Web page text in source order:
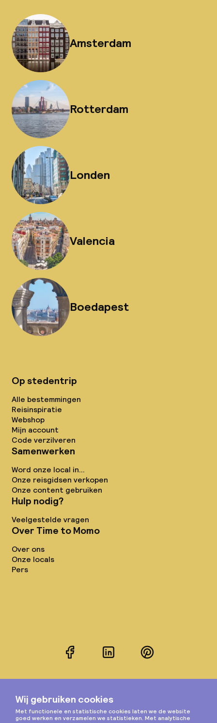
Amsterdam
Rotterdam
Londen
Valencia
Boedapest
Op stedentrip
Alle bestemmingen
Reisinspiratie
Webshop
Mijn account
Code verzilveren
Samenwerken
Word onze local in...
Onze reisgidsen verkopen
Onze content gebruiken
Hulp nodig?
Veelgestelde vragen
Over Time to Momo
Over ons
Onze locals
Pers
FacebookLinkedInPinterest
Instagram